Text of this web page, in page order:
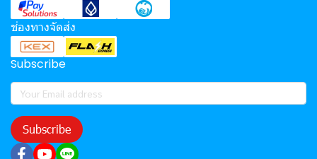
ช่องทางจัดส่ง
Subscribe
Subscribe